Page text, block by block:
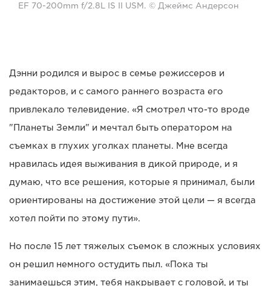
EF 70-200mm f/2.8L IS II USM. © Джеймс Андерсон
Дэнни родился и вырос в семье режиссеров и
редакторов, и с самого раннего возраста его
привлекало телевидение. «Я смотрел что-то вроде
"Планеты Земли" и мечтал быть оператором на
съемках в глухих уголках планеты. Мне всегда
нравилась идея выживания в дикой природе, и я
думаю, что все решения, которые я принимал, были
ориентированы на достижение этой цели — я всегда
хотел пойти по этому пути».
Но после 15 лет тяжелых съемок в сложных условиях
он решил немного остудить пыл. «Пока ты
занимаешься этим, тебя накрывает с головой, и ты